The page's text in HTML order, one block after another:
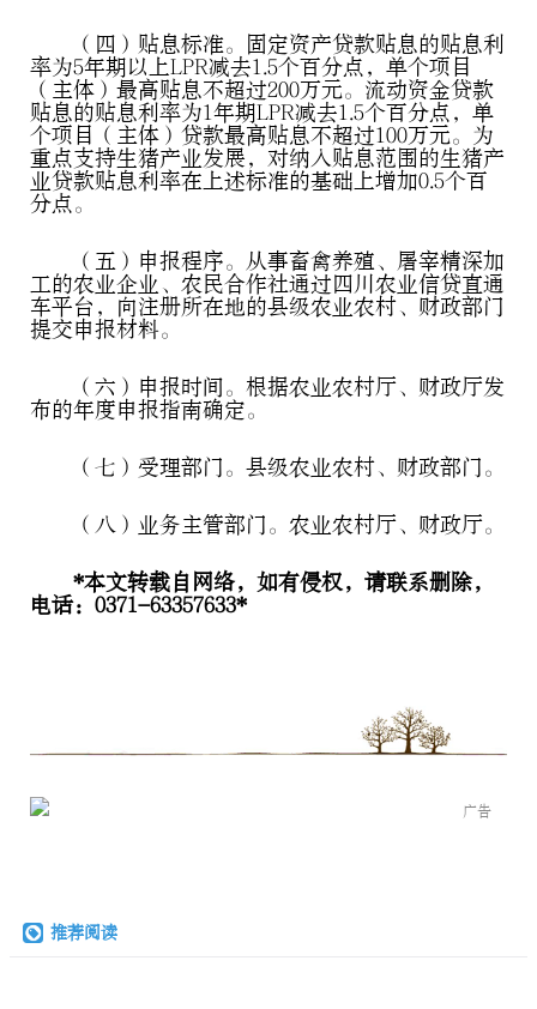
（四）贴息标准。固定资产贷款贴息的贴息利
率为5年期以上LPR减去1.5个百分点，单个项目
（主体）最高贴息不超过200万元。流动资金贷款
贴息的贴息利率为1年期LPR减去1.5个百分点，单
个项目（主体）贷款最高贴息不超过100万元。为
重点支持生猪产业发展，对纳入贴息范围的生猪产
业贷款贴息利率在上述标准的基础上增加0.5个百
分点。
（五）申报程序。从事畜禽养殖、屠宰精深加
工的农业企业、农民合作社通过四川农业信贷直通
车平台，向注册所在地的县级农业农村、财政部门
提交申报材料。
（六）申报时间。根据农业农村厅、财政厅发
布的年度申报指南确定。
（七）受理部门。县级农业农村、财政部门。
（八）业务主管部门。农业农村厅、财政厅。
*本文转载自网络，如有侵权，请联系删除，
电话：0371-63357633*
广告
推荐阅读